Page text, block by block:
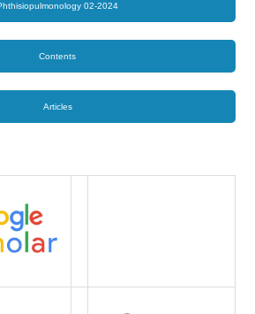
02-2024
Contents
Articles